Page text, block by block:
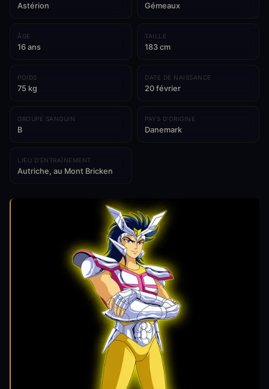
Astérion Gémeaux
ÂGE
16 ans
TAILLE
183 cm
POIDS
75 kg
DATE DE NAISSANCE
20 février
GROUPE SANGUIN
B
PAYS D'ORIGINE
Danemark
LIEU D'ENTRAÎNEMENT
Autriche, au Mont Bricken